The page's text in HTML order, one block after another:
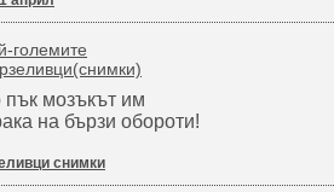
големите
пък мозъкът им
на бързи обороти!
снимки